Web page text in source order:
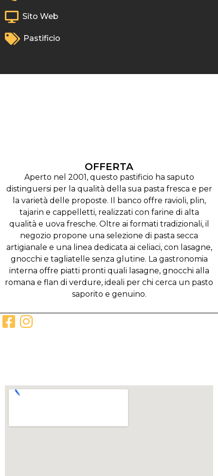
Sito Web
Pastificio
OFFERTA
Aperto nel 2001, questo pastificio ha saputo
distinguersi per la qualità della sua pasta fresca e per
la varietà delle proposte. Il banco offre ravioli, plin,
tajarin e cappelletti, realizzati con farine di alta
qualità e uova fresche. Oltre ai formati tradizionali, il
negozio propone una selezione di pasta secca
artigianale e una linea dedicata ai celiaci, con lasagne,
gnocchi e tagliatelle senza glutine. La gastronomia
interna offre piatti pronti quali lasagne, gnocchi alla
romana e flan di verdure, ideali per chi cerca un pasto
saporito e genuino.